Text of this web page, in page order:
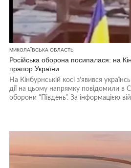
МИКОЛАЇВСЬКА ОБЛАСТЬ
Російська оборона посипалася: на
прапор України
На Кінбурнській косі з’явився
дії на цьому напрямку повідомили в
оборони “Південь”. За інформацією